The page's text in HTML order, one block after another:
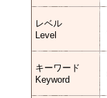
レベル
Level
キーワード
Keyword